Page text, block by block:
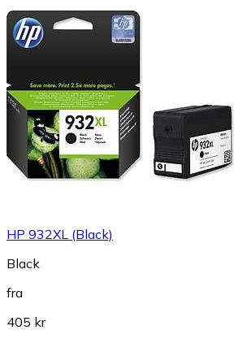
HP 932XL (Black)
Black
fra
405 kr